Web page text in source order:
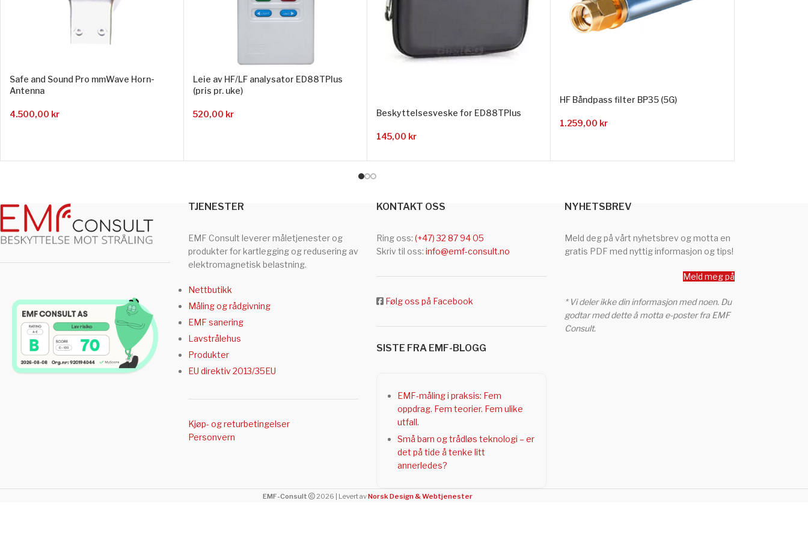
Safe and Sound Pro mmWave Horn-
Antenna
4.500,00 kr
Leie av HF/LF analysator ED88TPlus
(pris pr. uke)
520,00 kr Beskyttelsesveske for ED88TPlus
145,00 kr
HF Båndpass filter BP35 (5G)
1.259,00 kr
TJENESTER
EMF Consult leverer måletjenester og
produkter for kartlegging og redusering av
elektromagnetisk belastning.
Nettbutikk
Måling og rådgivning
EMF sanering
Lavstrålehus
Produkter
EU direktiv 2013/35EU
Kjøp- og returbetingelser
Personvern
KONTAKT OSS
Ring oss: (+47) 32 87 94 05
Skriv til oss: info@emf-consult.no
Følg oss på Facebook
SISTE FRA EMF-BLOGG
EMF-måling i praksis: Fem
oppdrag. Fem teorier. Fem ulike
utfall.
Små barn og trådløs teknologi – er
det på tide å tenke litt
annerledes?
NYHETSBREV
Meld deg på vårt nyhetsbrev og motta en
gratis PDF med nyttig informasjon og tips!
Meld meg på
* Vi deler ikke din informasjon med noen. Du
godtar med dette å motta e-poster fra EMF
Consult.
EMF-Consult 2026 | Levert avNorsk Design & Webtjenester